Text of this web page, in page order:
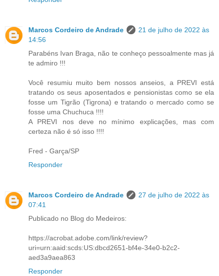
Marcos Cordeiro de Andrade
21 de julho de 2022 às
14:56
Parabéns Ivan Braga, não te conheço pessoalmente mas já
te admiro !!!
Você resumiu muito bem nossos anseios, a PREVI está
tratando os seus aposentados e pensionistas como se ela
fosse um Tigrão (Tigrona) e tratando o mercado como se
fosse uma Chuchuca !!!!
A PREVI nos deve no mínimo explicações, mas com
certeza não é só isso !!!!
Fred - Garça/SP
Responder
Marcos Cordeiro de Andrade
27 de julho de 2022 às
07:41
Publicado no Blog do Medeiros:
https://acrobat.adobe.com/link/review?
uri=urn:aaid:scds:US:dbcd2651-bf4e-34e0-b2c2-
aed3a9aea863
Responder